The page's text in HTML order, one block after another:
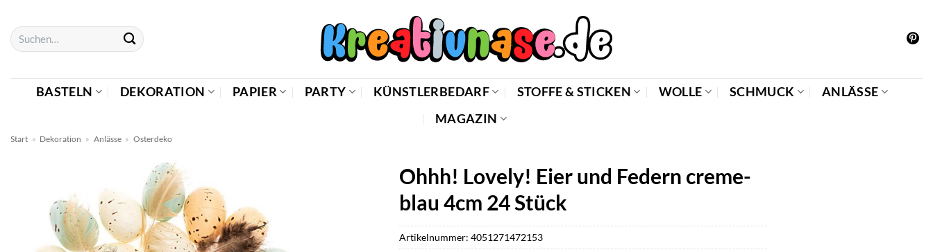
Inhalt
springen
Suchen
nach:
BASTELN DEKORATION PAPIER PARTY KÜNSTLERBEDARF STOFFE & STICKEN WOLLE SCHMUCK
ANLÄSSE
MAGAZIN
Start » Dekoration » Anlässe » Osterdeko
Ohhh! Lovely! Eier und Federn creme-
blau 4cm 24 Stück
Artikelnummer: 4051271472153